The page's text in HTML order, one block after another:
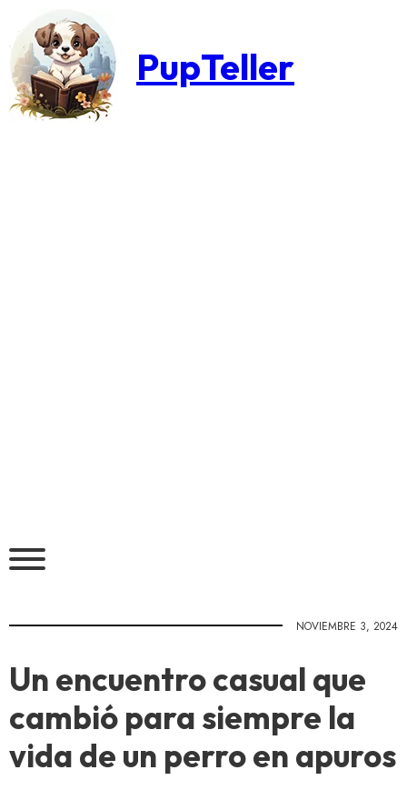
PupTeller
NOVIEMBRE 3, 2024
Un encuentro casual que
cambió para siempre la
vida de un perro en apuros